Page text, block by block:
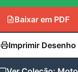
Baixar em PDF
Imprimir Desenho